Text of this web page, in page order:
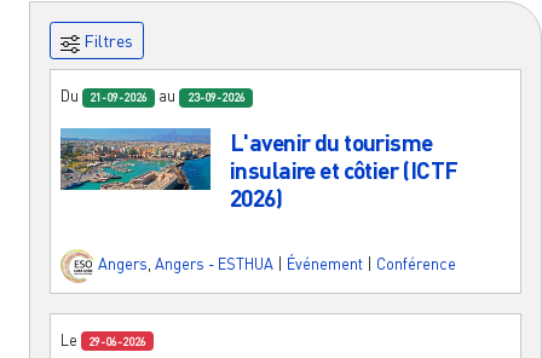
Filtres
Du 21-09-2026 au 23-09-2026
L'avenir du tourisme
insulaire et côtier (ICTF
2026)
Angers Angers - ESTHUA Événement Conférence
Le 29-06-2026